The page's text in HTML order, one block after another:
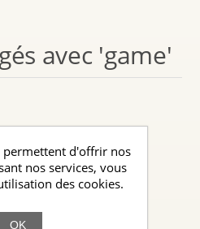
avec 'game'
permettent d'offrir nos
nos services, vous
des cookies.
OK